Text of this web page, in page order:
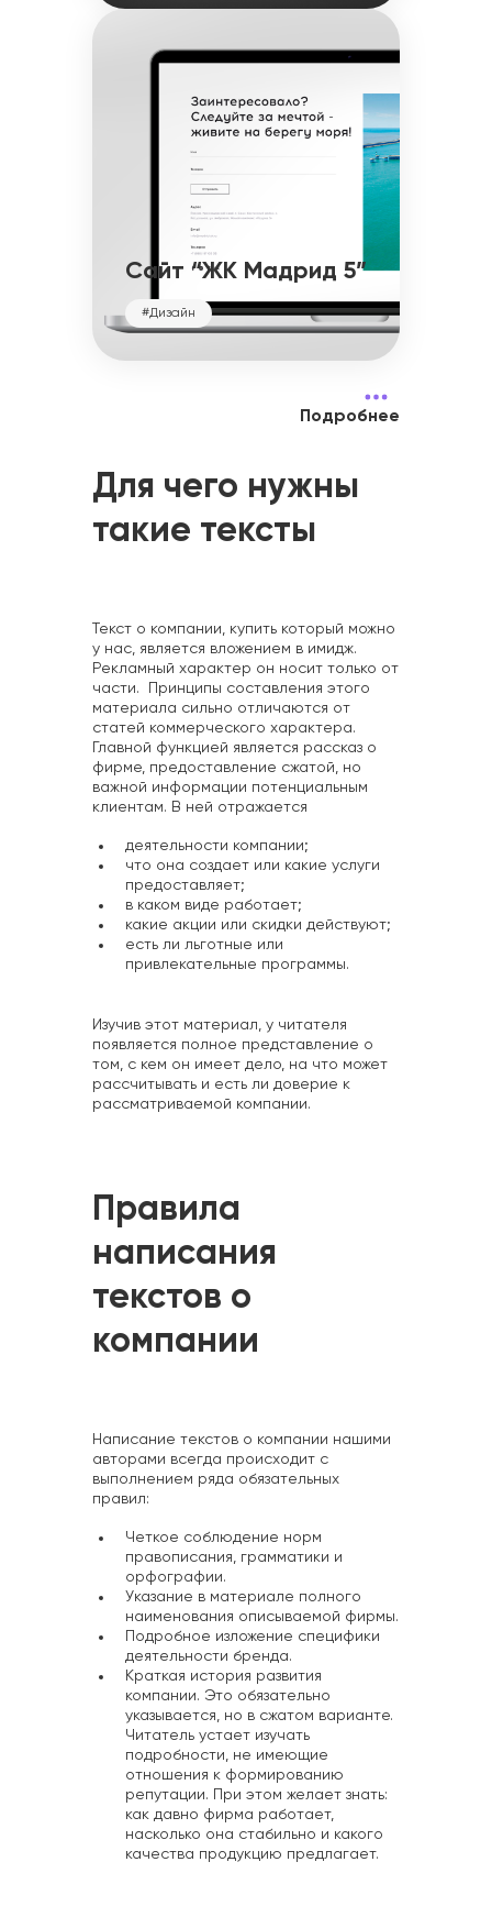
Сайт “ЖК Мадрид 5”
#Дизайн
Подробнее
Для чего нужны
такие тексты
Текст о компании, купить который можно
у нас, является вложением в имидж.
Рекламный характер он носит только от
части. Принципы составления этого
материала сильно отличаются от
статей коммерческого характера.
Главной функцией является рассказ о
фирме, предоставление сжатой, но
важной информации потенциальным
клиентам. В ней отражается
деятельности компании;
что она создает или какие услуги
предоставляет;
в каком виде работает;
какие акции или скидки действуют;
есть ли льготные или
привлекательные программы.
Изучив этот материал, у читателя
появляется полное представление о
том, с кем он имеет дело, на что может
рассчитывать и есть ли доверие к
рассматриваемой компании.
Правила
написания
текстов о
компании
Написание текстов о компании нашими
авторами всегда происходит с
выполнением ряда обязательных
правил:
Четкое соблюдение норм
правописания, грамматики и
орфографии.
Указание в материале полного
наименования описываемой фирмы.
Подробное изложение специфики
деятельности бренда.
Краткая история развития
компании. Это обязательно
указывается, но в сжатом варианте.
Читатель устает изучать
подробности, не имеющие
отношения к формированию
репутации. При этом желает знать:
как давно фирма работает,
насколько она стабильно и какого
качества продукцию предлагает.